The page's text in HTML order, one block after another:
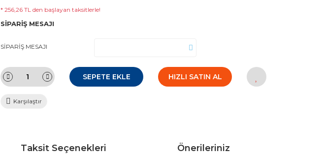
* 256,26 TL den başlayan taksitlerle!
SİPARİŞ MESAJI
SİPARİŞ MESAJI
SEPETE EKLE HIZLI SATIN AL
Karşılaştır
Taksit Seçenekleri Önerileriniz